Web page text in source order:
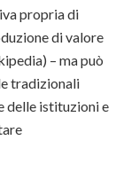
propria di
di valore
– ma può
tradizionali
delle istituzioni e